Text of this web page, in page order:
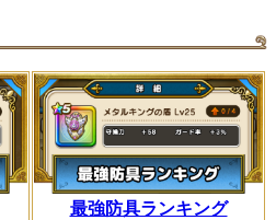
最強防具ランキング